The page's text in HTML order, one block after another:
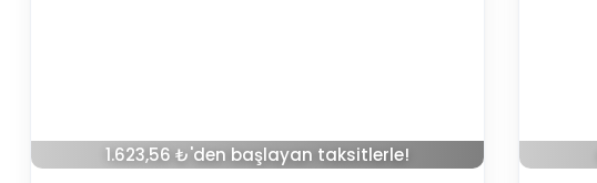
1.623,56 ₺'den başlayan taksitlerle!